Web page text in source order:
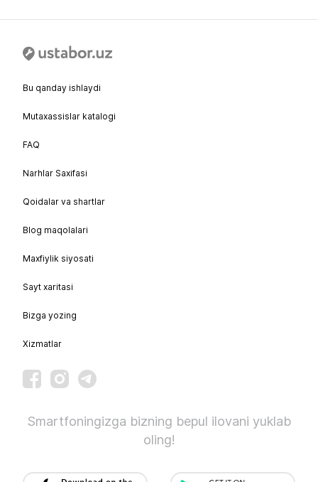
Bu qanday ishlaydi
Mutaxassislar katalogi
FAQ
Narhlar Saxifasi
Qoidalar va shartlar
Blog maqolalari
Maxfiylik siyosati
Sayt xaritasi
Bizga yozing
Xizmatlar
Smartfoningizga bizning bepul ilovani yuklab
oling!